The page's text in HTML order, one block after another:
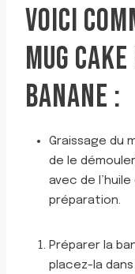
VOICI
MUG
BANANE :
Graissage du
de le
avec de
préparation.
Préparer la
placez-la